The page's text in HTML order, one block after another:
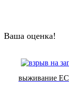
Ваша оценка!
выживание ЕС